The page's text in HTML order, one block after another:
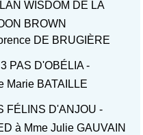
WISDOM DE LA
BROWN
DE BRUGIÈRE
PAS D'OBÉLIA -
Marie BATAILLE
FÉLINS D'ANJOU -
à Mme Julie GAUVAIN